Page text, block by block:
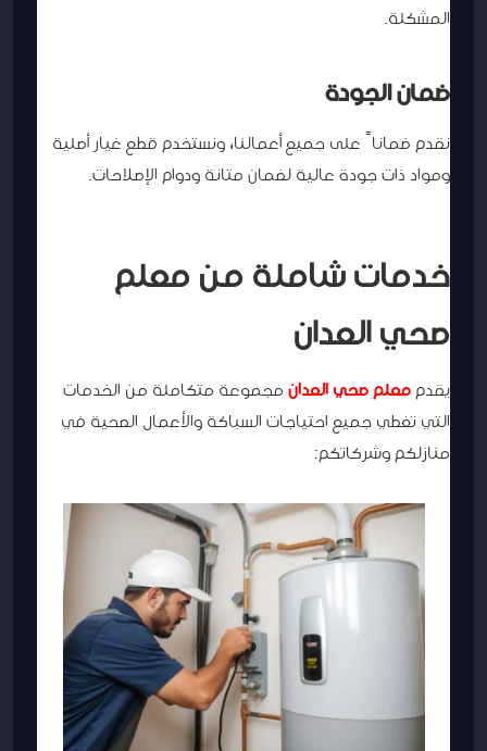
المشكلة.
ضمان الجودة
نقدم ضماناً على جميع أعمالنا، ونستخدم قطع غيار أصلية
ومواد ذات جودة عالية لضمان متانة ودوام الإصلاحات.
خدمات شاملة من معلم
صحي العدان
يقدم معلم صحي العدانمجموعة متكاملة من الخدمات
التي تغطي جميع احتياجات السباكة والأعمال الصحية في
منازلكم وشركاتكم: